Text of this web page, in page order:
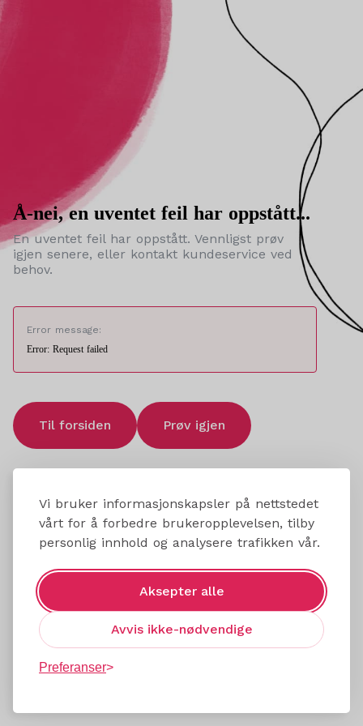
Vi bruker informasjonskapsler på nettstedet
vårt for å forbedre brukeropplevelsen, tilby
personlig innhold og analysere trafikken vår.
Aksepter alle
Avvis ikke-nødvendige
Preferanser
Å-nei, en uventet feil har oppstått...
En uventet feil har oppstått. Vennligst prøv
igjen senere, eller kontakt kundeservice ved
behov.
Error message:
Error: Request failed
Til forsiden Prøv igjen